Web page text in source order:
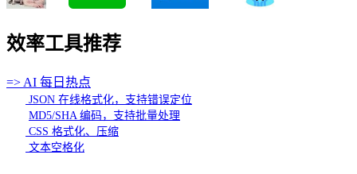
效率工具推荐
=> AI 每日热点
JSON 在线格式化，支持错误定位
MD5/SHA 编码，支持批量处理
CSS 格式化、压缩
文本空格化